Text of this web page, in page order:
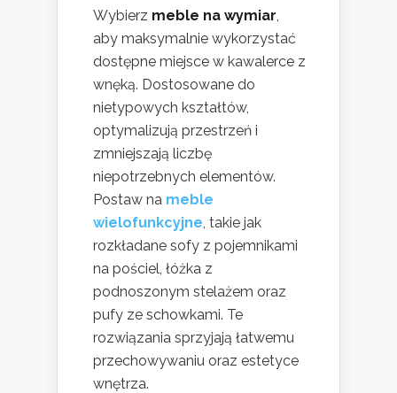
Wybierz meble na wymiar,
aby maksymalnie wykorzystać
dostępne miejsce w kawalerce z
wnęką. Dostosowane do
nietypowych kształtów,
optymalizują przestrzeń i
zmniejszają liczbę
niepotrzebnych elementów.
Postaw na meble
wielofunkcyjne, takie jak
rozkładane sofy z pojemnikami
na pościel, łóżka z
podnoszonym stelażem oraz
pufy ze schowkami. Te
rozwiązania sprzyjają łatwemu
przechowywaniu oraz estetyce
wnętrza.